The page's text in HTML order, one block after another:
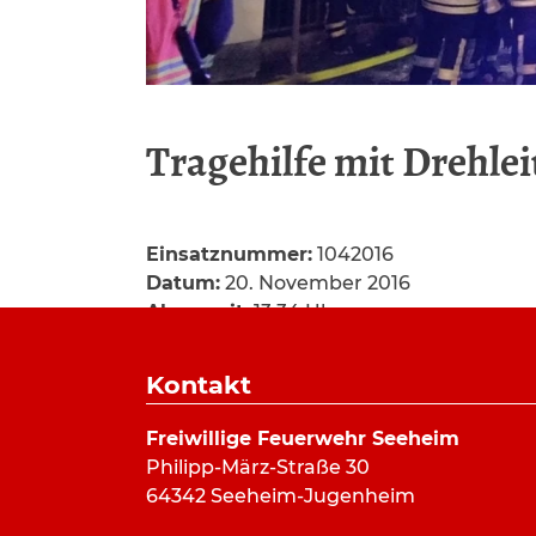
Tragehilfe mit
Einsatznummer: 1042016
Datum: 20. November 2016
Alarmzeit:13:34 Uhr
Art:Hilfeleistung
Einsatzort:
Hartenauerstraße,
Mannschaftsstärke: 5
Fahrzeuge:
ELW (a.D.) ,
DLK 23/12
Feuerwehr
Kontakt
Freiwillige Feuerwehr Seeheim
Philipp-März-Straße 30
64342 Seeheim-Jugenheim